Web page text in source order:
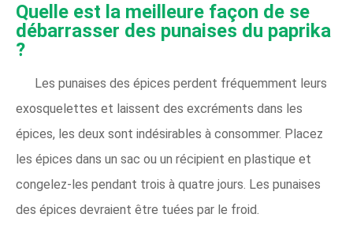
Quelle est la meilleure façon de se
débarrasser des punaises du paprika
?
Les punaises des épices perdent fréquemment leurs
exosquelettes et laissent des excréments dans les
épices, les deux sont indésirables à consommer. Placez
les épices dans un sac ou un récipient en plastique et
congelez-les pendant trois à quatre jours. Les punaises
des épices devraient être tuées par le froid.